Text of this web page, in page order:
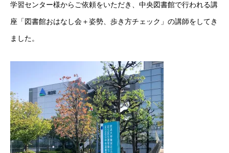
学習センター様からご依頼をいただき、中央図書館で行われる講
座「図書館おはなし会＋姿勢、歩き方チェック」の講師をしてき
ました。